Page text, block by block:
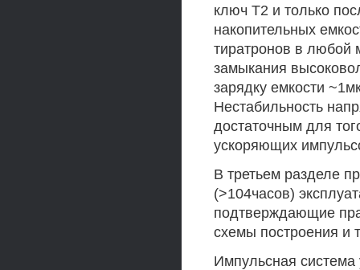
ключ Т2 и только
накопительных
тиратронов в любой
замыкания
зарядку емкости
Нестабильность
достаточным для
ускоряющих
В третьем разделе
(>104часов)
подтверждающие
схемы построения и
Импульсная